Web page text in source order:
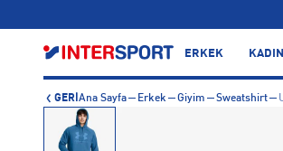
ERKEK KADIN
GERİ Ana Sayfa Erkek Giyim Sweatshirt